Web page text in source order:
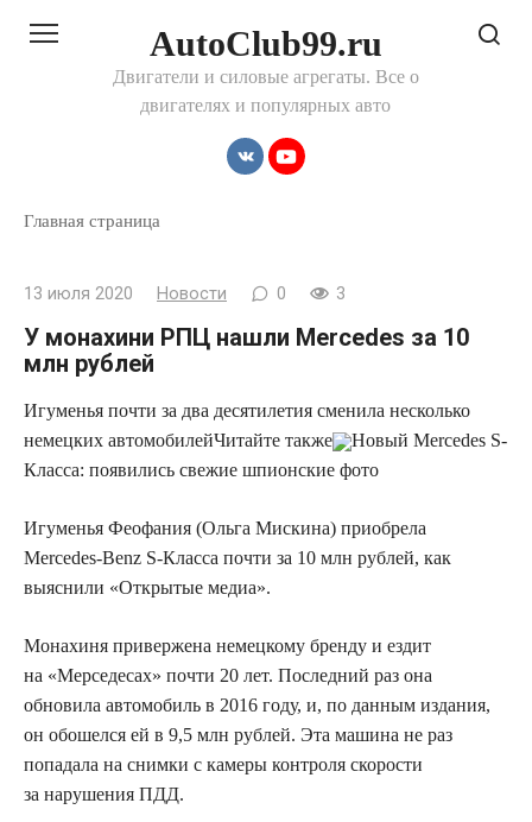
AutoClub99.ru
Двигатели и силовые агрегаты. Все о
двигателях и популярных авто
Главная страница
13 июля 2020 Новости 0 3
У монахини РПЦ нашли Mercedes за 10
млн рублей
Игуменья почти за два десятилетия сменила несколько
немецких автомобилейЧитайте также
Новый Mercedes S-
Класса: появились свежие шпионские фото
Игуменья Феофания (Ольга Мискина) приобрела
Mercedes-Benz S-Класса почти за 10 млн рублей, как
выяснили «Открытые медиа».
Монахиня привержена немецкому бренду и ездит
на «Мерседесах» почти 20 лет. Последний раз она
обновила автомобиль в 2016 году, и, по данным издания,
он обошелся ей в 9,5 млн рублей. Эта машина не раз
попадала на снимки с камеры контроля скорости
за нарушения ПДД.